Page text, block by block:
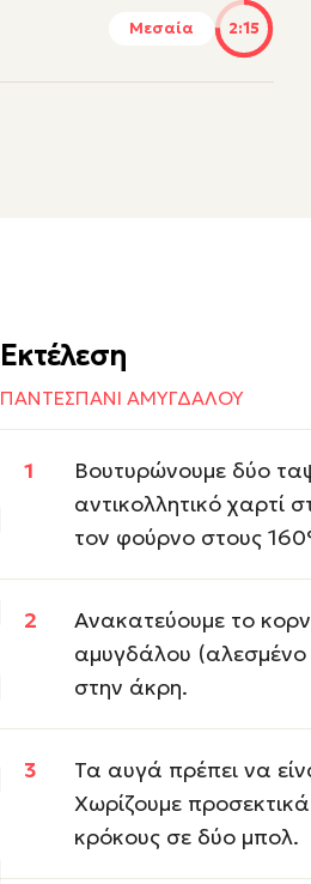
Μεσαία 2:15
Εκτέλεση
ΠΑΝΤΕΣΠΑΝΙ ΑΜΥΓΔΑΛΟΥ
Βουτυρώνουμε δύο
αντικολλητικό χαρτί
τον φούρνο στους
Ανακατεύουμε το
αμυγδάλου
στην άκρη.
Τα αυγά πρέπει να
Χωρίζουμε
κρόκους σε δύο μπολ.